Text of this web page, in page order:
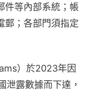
件等內部系統；帳
郵；各部門須指定
）於2023年因
泄露數據而下達，